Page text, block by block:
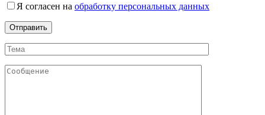
Я согласен на обработку персональных данных